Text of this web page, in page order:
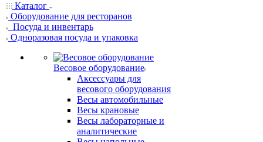
Каталог
Оборудование для ресторанов
Посуда и инвентарь
Одноразовая посуда и упаковка
Весовое оборудование
Аксессуары для
весового оборудования
Весы автомобильные
Весы крановые
Весы лабораторные и
аналитические